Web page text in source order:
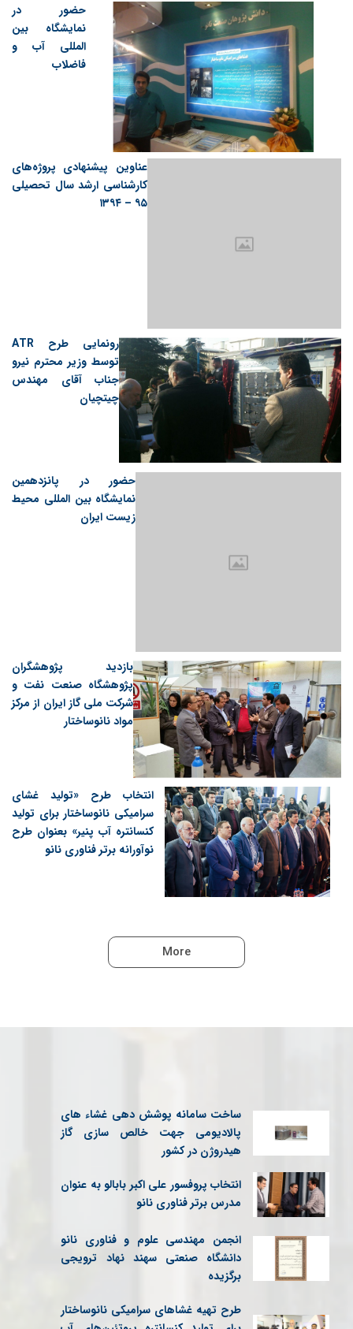
حضور در
نمایشگاه بین
المللی آب و
فاضلاب
عناوین پیشنهادی پروژه‌های
کارشناسی ارشد سال تحصیلی
۹۵ – ۱۳۹۴
رونمایی طرح ATR
توسط وزیر محترم نیرو
جناب آقای مهندس
چیتچیان
حضور در پانزدهمین
نمایشگاه بین المللی محیط
زیست ایران
بازدید پژوهشگران
پژوهشگاه صنعت نفت و
شرکت ملی گاز ایران از مرکز
مواد نانوساختار
انتخاب طرح «تولید غشای
سرامیکی نانوساختار برای تولید
کنسانتره آب پنیر» بعنوان طرح
نوآورانه برتر فناوری نانو
More
ساخت سامانه پوشش دهی غشاء های
پالادیومی جهت خالص سازی گاز
هیدروژن در کشور
انتخاب پروفسور علی اکبر بابالو به عنوان
مدرس برتر فناوری نانو
انجمن مهندسی علوم و فناوری نانو
دانشگاه صنعتی سهند نهاد ترویجی
برگزیده
طرح تهیه غشاهای سرامیکی نانوساختار